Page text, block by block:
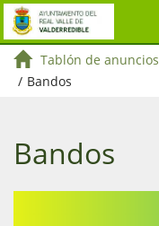
Tablón de anuncios
/ Bandos
Bandos